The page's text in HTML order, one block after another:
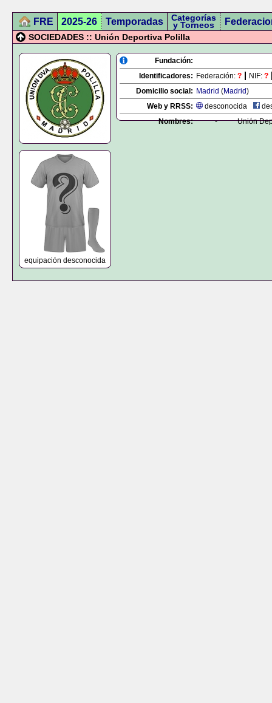
FRE 2025-26 Temporadas Categorías
y Torneos
SOCIEDADES :: Unión Deportiva Polilla
equipación desconocida
Fundación:
Identificadores: Federación: ? NIF: ?
Domicilio social: Madrid (Madrid)
Web y RRSS:
desconocida
Nombres:
- Unión